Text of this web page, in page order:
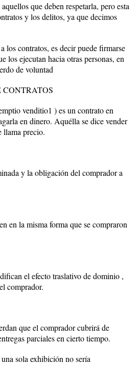
que deben respetarla, pero esta
y los delitos, ya que decimos
los contratos, es decir puede firmarse
los ejecutan hacia otras personas, en
de voluntad
venditio1 ) es un contrato en
en dinero. Aquélla se dice vender
llama precio.
y la obligación del comprador a
en la misma forma que se compraron
el efecto traslativo de dominio ,
comprador.
que el comprador cubrirá de
parciales en cierto tiempo.
sola exhibición no sería